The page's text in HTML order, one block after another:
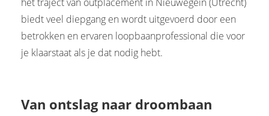
biedt veel diepgang en wordt uitgevoerd door een
betrokken en ervaren loopbaanprofessional die voor
je klaarstaat als je dat nodig hebt.
Van ontslag naar droombaan